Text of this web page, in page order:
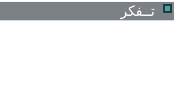
تــفکر